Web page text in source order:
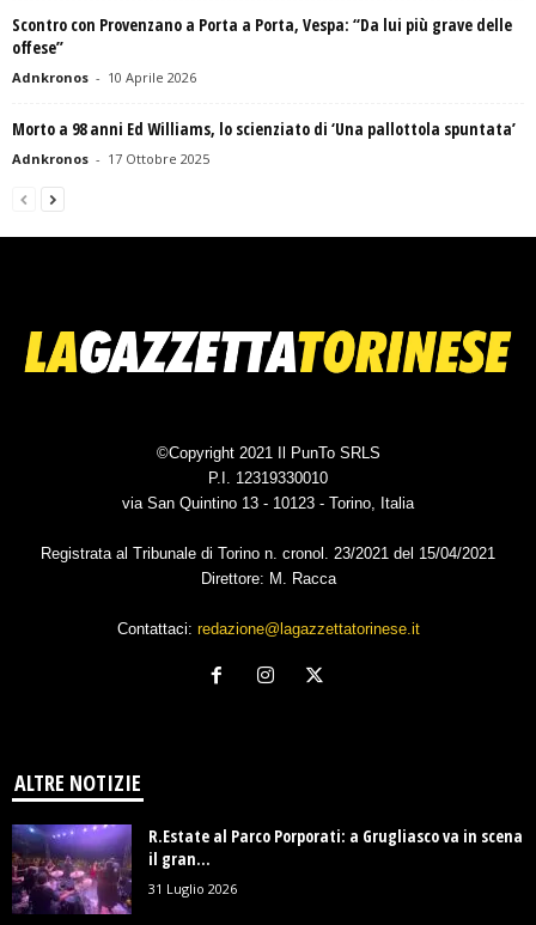
Scontro con Provenzano a Porta a Porta, Vespa: “Da lui più grave delle
offese”
Adnkronos - 10 Aprile 2026
Morto a 98 anni Ed Williams, lo scienziato di ‘Una pallottola spuntata’
Adnkronos - 17 Ottobre 2025
©Copyright 2021 Il PunTo SRLS
P.I. 12319330010
via San Quintino 13 - 10123 - Torino, Italia
Registrata al Tribunale di Torino n. cronol. 23/2021 del 15/04/2021
Direttore: M. Racca
Contattaci: redazione@lagazzettatorinese.it
ALTRE NOTIZIE
R.Estate al Parco Porporati: a Grugliasco va in scena
il gran...
31 Luglio 2026